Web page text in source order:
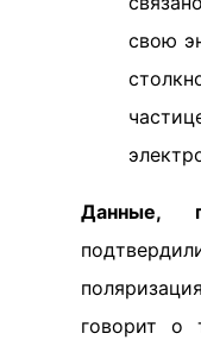
свою
Данные,
говорит о